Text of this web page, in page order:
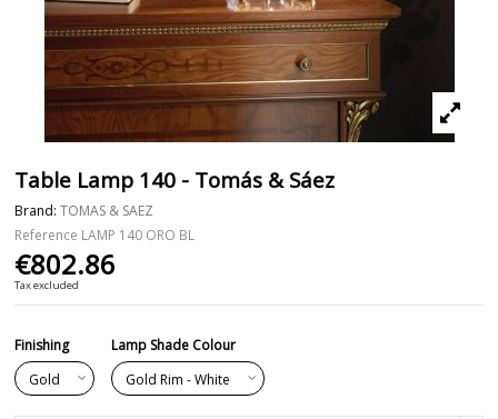
Table Lamp 140 - Tomás & Sáez
Brand: TOMAS & SAEZ
Reference LAMP 140 ORO BL
€802.86
Tax excluded
Finishing Lamp Shade Colour